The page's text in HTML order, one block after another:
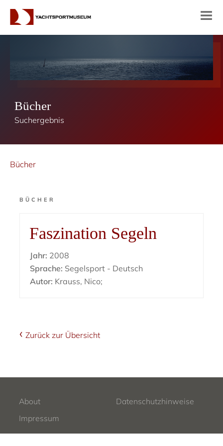
Bücher
Suchergebnis
Bücher
BÜCHER
Faszination Segeln
Jahr: 2008
Sprache: Segelsport - Deutsch
Autor: Krauss, Nico;
Zurück zur Übersicht
About
Datenschutzhinweise
Impressum